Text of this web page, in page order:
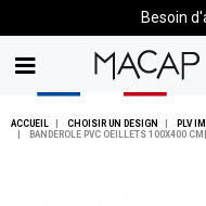
Besoin
ACCUEIL CHOISIR UN DESIGN
PLV
BANDEROLE PVC OEILLETS 100X400